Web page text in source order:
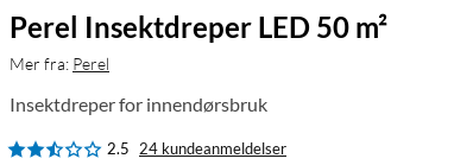
Perel Insektdreper LED 50 m²
Mer fra: Perel
Insektdreper for innendørsbruk
2.5 24 kundeanmeldelser